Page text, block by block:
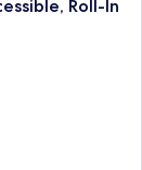
Roll-In